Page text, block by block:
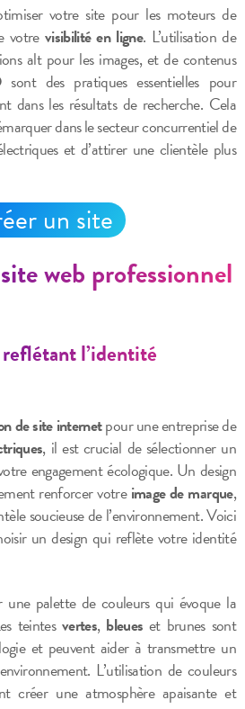
votre site pour les moteurs de
votre visibilité en ligne. L’utilisation de
alt pour les images, et de contenus
sont des pratiques essentielles pour
dans les résultats de recherche. Cela
dans le secteur concurrentiel de
et d’attirer une clientèle plus
un site
web professionnel
l’identité
de site internetpour une entreprise de
, il est crucial de sélectionner un
engagement écologique. Un design
renforcer votreimage de marque,
soucieuse de l’environnement. Voici
un design qui reflète votre identité
une palette de couleurs qui évoque la
teintes vertes, bleues et brunes sont
et peuvent aider à transmettre un
L’utilisation de couleurs
créer une atmosphère apaisante et